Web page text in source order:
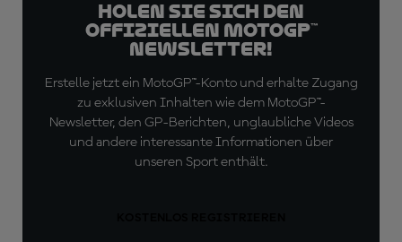
Holen Sie sich den
offiziellen MotoGP™
Newsletter!
Erstelle jetzt ein MotoGP™-Konto und erhalte Zugang
zu exklusiven Inhalten wie dem MotoGP™-
Newsletter, den GP-Berichten, unglaubliche Videos
und andere interessante Informationen über
unseren Sport enthält.